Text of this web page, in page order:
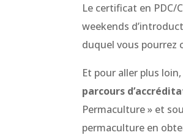
Le certificat en PDC/
weekends
duquel vous pourrez
Et pour aller plus
parcours
Permaculture » et
permaculture en